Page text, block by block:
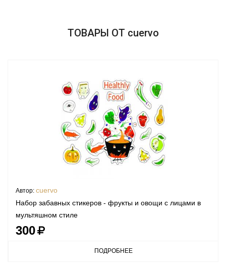
ТОВАРЫ ОТ cuervo
Автор: cuervo
Набор забавных стикеров - фрукты и овощи с лицами в
мультяшном стиле
300
ПОДРОБНЕЕ